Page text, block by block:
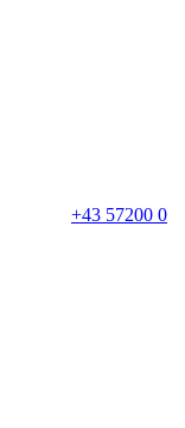
+43 57200 0